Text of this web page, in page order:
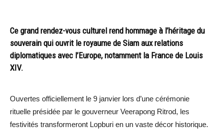
Ce grand rendez-vous culturel rend hommage à l’héritage du
souverain qui ouvrit le royaume de Siam aux relations
diplomatiques avec l’Europe, notamment la France de Louis
XIV.
Ouvertes officiellement le 9 janvier lors d’une cérémonie
rituelle présidée par le gouverneur Veerapong Ritrod, les
festivités transformeront Lopburi en un vaste décor historique.